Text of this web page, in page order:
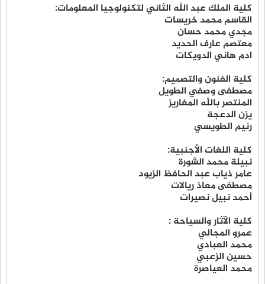
كلية الملك عبد الله الثاني لتكنولوجيا المعلومات:
القاسم محمد خريسات
مجدي محمد حسان
معتصم عارف الحديد
ادم هاني الدويكات
كلية الفنون والتصميم:
مصطفى وصفي الطويل
المنتصر بالله المغاريز
يزن الدعجة
رنيم الطويسي
كلية اللغات الأجنبية:
نبيلة محمد الشورة
عامر ذياب عبد الحافظ الزيود
مصطفى معاذ ريالات
أحمد نبيل نصيرات
كلية الآثار والسياحة :
عمرو المجالي
محمد العبادي
حسين الزعبي
محمد العياصرة